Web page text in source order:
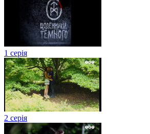
1 серія
2 серія